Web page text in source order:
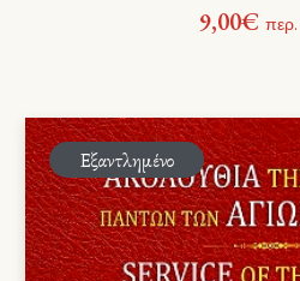
9,00€
Εξαντλημένο